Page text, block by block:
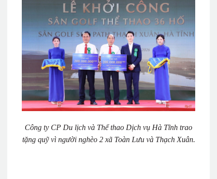
Công ty CP Du lịch và Thể thao Dịch vụ Hà Tĩnh trao
tặng quỹ vì người nghèo 2 xã Toàn Lưu và Thạch Xuân.